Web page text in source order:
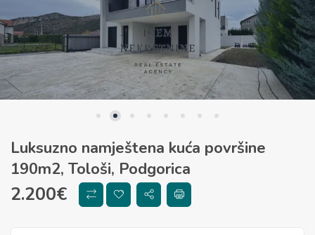
Luksuzno namještena kuća površine
190m2, Tološi, Podgorica
2.200€